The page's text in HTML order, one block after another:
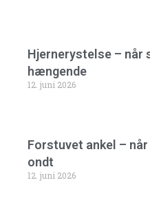
Hjernerystelse – når
hængende
12. juni 2026
Forstuvet ankel –
ondt
12. juni 2026